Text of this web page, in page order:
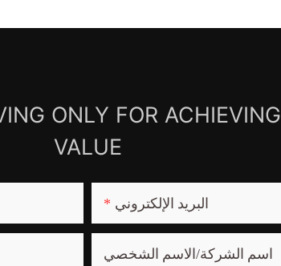
ONLY FOR
VALUE
البريد الإلكتروني
اسم الشركة/الاسم الشخصي